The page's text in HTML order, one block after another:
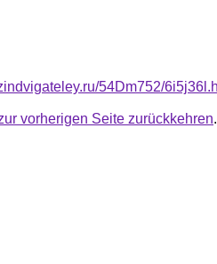
54Dm752/
vorherigen Seite zurückkehren.